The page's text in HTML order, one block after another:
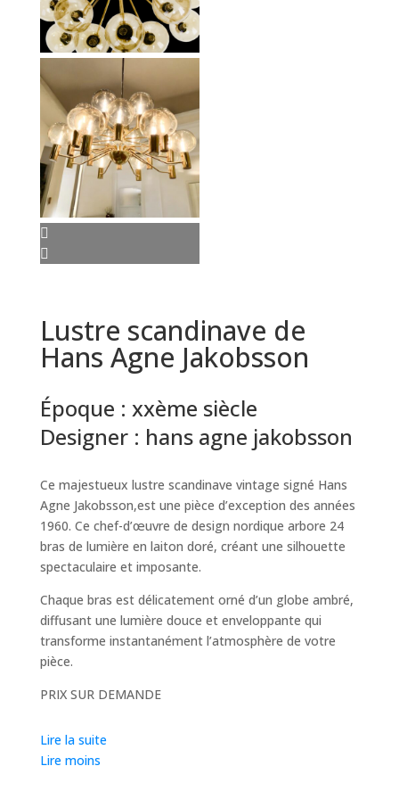
Lustre scandinave de
Hans Agne Jakobsson
Époque : xxème siècle
Designer : hans agne jakobsson
Ce majestueux lustre scandinave vintage signé Hans
Agne Jakobsson,est une pièce d’exception des années
1960. Ce chef-d’œuvre de design nordique arbore 24
bras de lumière en laiton doré, créant une silhouette
spectaculaire et imposante.
Chaque bras est délicatement orné d’un globe ambré,
diffusant une lumière douce et enveloppante qui
transforme instantanément l’atmosphère de votre
pièce.
PRIX SUR DEMANDE
La finition en laiton doré apporte une touche de luxe
Lire la suite
Lire moins